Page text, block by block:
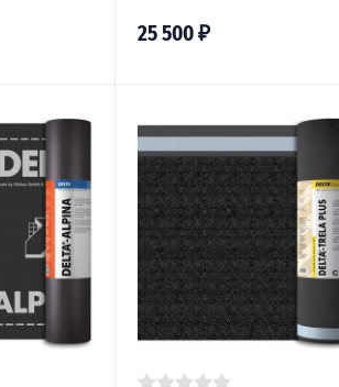
25 500₽